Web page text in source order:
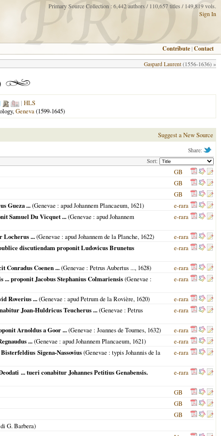
Primary Source Collection : 6,442 authors / 110,657 titles / 149,819 vols.
Sign In
Contribute |Contact
Gaspard Laurent (1556-1636) »
| HLS
Geneva(1599-1645)
Suggest a New Source
Share:
Sort:
GB
GB
GB
Gueza ...(Genevae : apud Johannem Plancaeum, 1621)
e-rara
Samuel Du Vicquet ...(Genevae : apud Johannem
e-rara
Locherus ...(Genevae : apud Johannem de la Planche, 1622)
e-rara
discutiendam proponit Ludovicus Brunetus
e-rara
Conradus Coenen ...(Genevae : Petrus Aubertus ..., 1628)
e-rara
... proponit Jacobus Stephanius Colmariensis(Genevae :
e-rara
Roverius ...(Genevae : apud Petrum de la Rovière, 1620)
e-rara
Joan-Huldricus Teucherus ...(Genevae : Petrus
e-rara
Arnoldus a Goor ...(Genevae : Joannes de Tournes, 1632)
e-rara
...(Genevae : apud Johannem Plancaeum, 1621)
e-rara
Sigena-Nassovius(Genevae : typis Johannis de la
e-rara
... tueri conabitur Johannes Petitius Genabensis.
e-rara
GB
GB
GB
G. Barbera)